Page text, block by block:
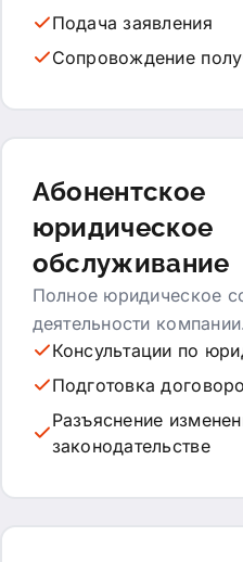
Подача заявления
Сопровождение
Абонентское
юридическое
обслуживание
Полное юридическое
деятельности
Консультации по
Подготовка
Разъяснение
законодательстве